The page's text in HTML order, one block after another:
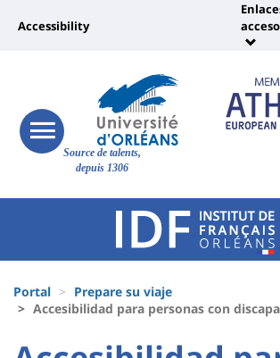
Site
Source de talents,
depuis 1306
Université
Recherche
responsive
menu
button
Université
vers
page
accessibilité
Accessibility
Université
Block
liste
d'Ariane
Portal
Prepare su viaje
Accesibilidad para personas con